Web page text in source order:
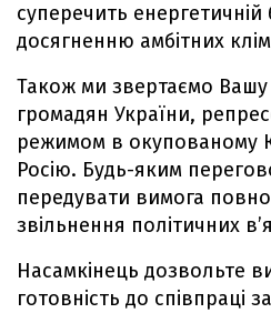
суперечить енергетичній
досягненню амбітних
Також ми звертаємо
громадян України,
режимом в окупованому
Росію. Будь-яким
передувати вимога
звільнення політичних
Насамкінець дозвольте
готовність до співпраці